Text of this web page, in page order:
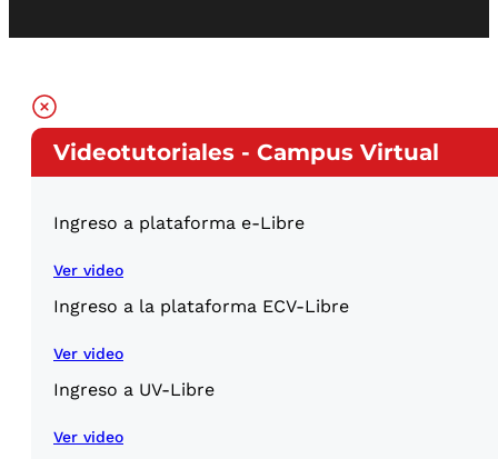
Videotutoriales - Campus Virtual
Ingreso a plataforma e-Libre
Ver video
Ingreso a la plataforma ECV-Libre
Ver video
Ingreso a UV-Libre
Ver video